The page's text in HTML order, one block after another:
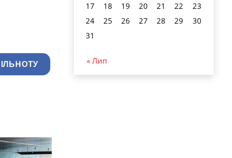
17
18 19 20 21 22
23
24
25 26 27 28 29
30
31
« Лип